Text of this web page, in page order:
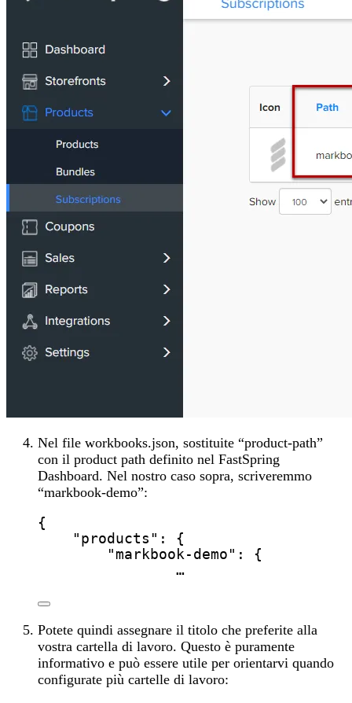
Nel file workbooks.json, sostituite “product-path”
con il product path definito nel FastSpring
Dashboard. Nel nostro caso sopra, scriveremmo
“markbook-demo”:
{
"products" : {
"markbook-demo" : {
…
Potete quindi assegnare il titolo che preferite alla
vostra cartella di lavoro. Questo è puramente
informativo e può essere utile per orientarvi quando
configurate più cartelle di lavoro: